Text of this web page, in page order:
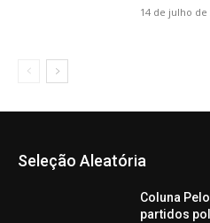
14 de julho de
Seleção Aleatória
Coluna
partidos